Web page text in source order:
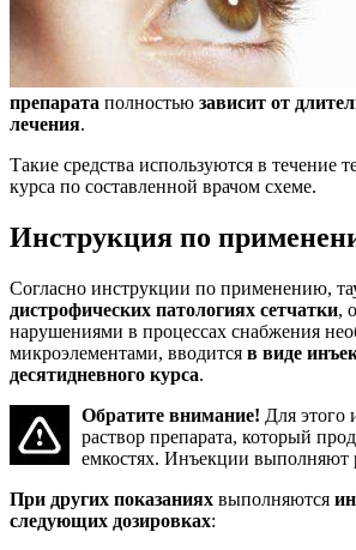
препарата полностью зависит от
лечения.
Такие средства используются в течение
курса по составленной врачом схеме.
Инструкция по
Согласно инструкции по применению,
дистрофических патологиях сетчатки,
нарушениями в процессах снабжения
микроэлементами, вводится в виде
десятидневного курса.
Обратите внимание! Для этого
раствор препарата, который
емкостях. Инъекции выполняют
При других показаниях выполняются
следующих дозировках: